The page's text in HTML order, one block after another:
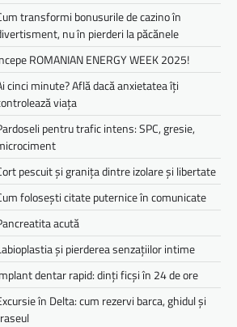
transformi bonusurile de cazino în
nu în pierderi la păcănele
ROMANIAN ENERGY WEEK 2025!
cinci minute? Află dacă anxietatea îți
viața
pentru trafic intens: SPC, gresie,
pescuit și granița dintre izolare și libertate
folosești citate puternice în comunicate
acută
și pierderea senzațiilor intime
dentar rapid: dinți ficși în 24 de ore
în Delta: cum rezervi barca, ghidul și